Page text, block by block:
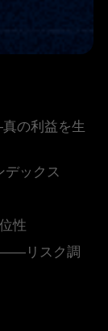
の利益を生
デックス
性
――リスク調